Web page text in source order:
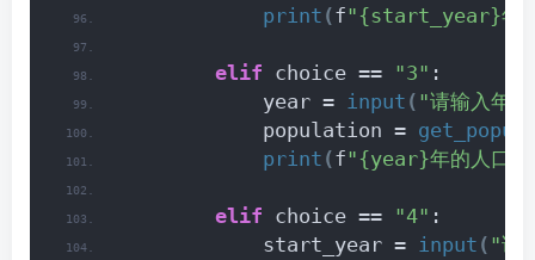
print (f"{start_year}年到
elif choice == "3" :
            year =
input ( "请输入年
            population =
print (f"{year}年的人口
elif choice == "4" :
            start_year =
input ( "请